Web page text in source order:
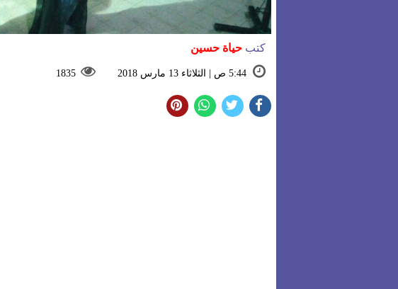
كتبحياة حسين
5:44 ص | الثلاثاء 13 مارس 2018 1835